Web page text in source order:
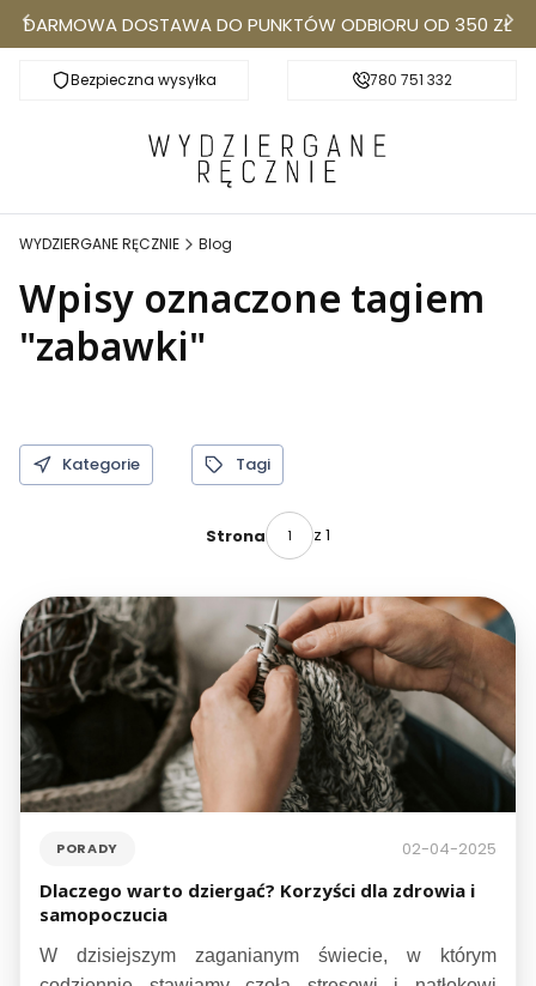
DARMOWA DOSTAWA DO PUNKTÓW ODBIORU OD 350 ZŁ
Bezpieczna wysyłkaDarmowa dostawa do Punktów Odbioru od
780 751 332
WYDZIERGANE RĘCZNIE Blog
Wpisy oznaczone tagiem
"zabawki"
Kategorie Tagi
Strona z 1
PORADY 02-04-2025
Dlaczego warto dziergać? Korzyści dla zdrowia i
samopoczucia
W dzisiejszym zaganianym świecie, w którym